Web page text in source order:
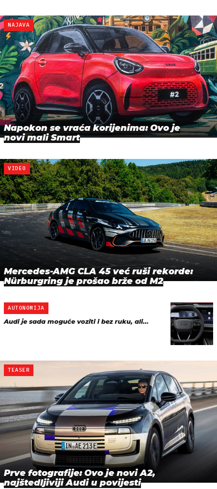
NAJAVA
Napokon se vraća korijenima: Ovo je
novi mali Smart
VIDEO
Mercedes-AMG CLA 45 već ruši rekorde:
Nürburgring je prošao brže od M2
AUTONOMIJA
Audi je sada moguće voziti i bez ruku, ali...
TEASER
Prve fotografije: Ovo je novi A2,
najštedljiviji Audi u povijesti